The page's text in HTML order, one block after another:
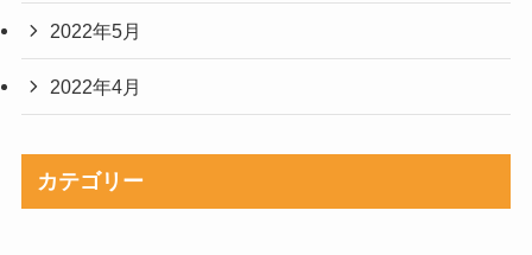
2022年5月
2022年4月
カテゴリー